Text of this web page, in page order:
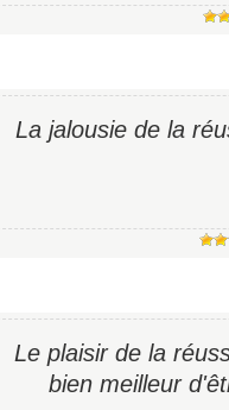
La jalousie de la
Le plaisir de la
bien meilleur